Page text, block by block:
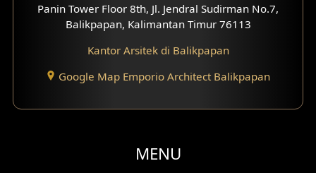
Desain Wallpanel
Panin Tower Floor 8th, Jl. Jendral Sudirman No.7,
Balikpapan, Kalimantan Timur 76113
Kantor Arsitek di Balikpapan
Google Map Emporio Architect Balikpapan
MENU